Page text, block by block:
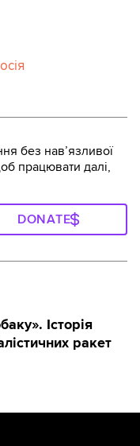
без навʼязливої
працювати далі,
DONATE
Історія
ракет